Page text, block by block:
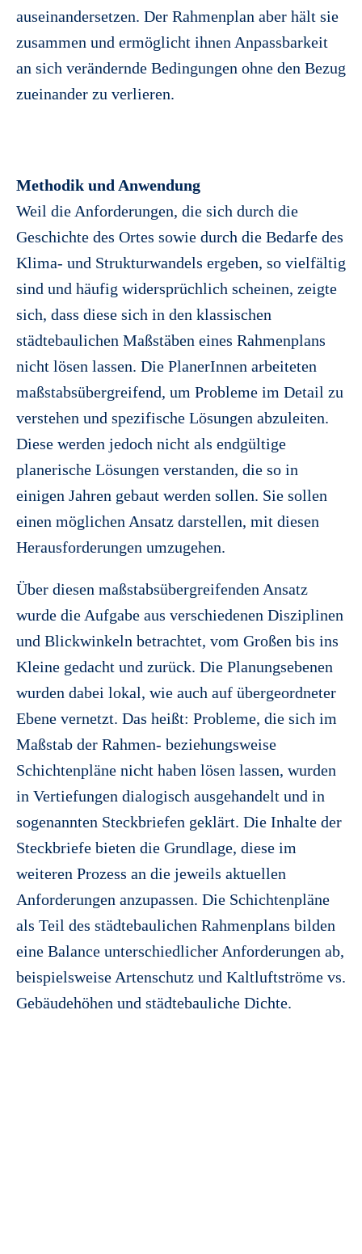
auseinandersetzen. Der Rahmenplan aber hält sie
zusammen und ermöglicht ihnen Anpassbarkeit
an sich verändernde Bedingungen ohne den Bezug
zueinander zu verlieren.
Methodik und Anwendung
Weil die Anforderungen, die sich durch die
Geschichte des Ortes sowie durch die Bedarfe des
Klima- und Strukturwandels ergeben, so vielfältig
sind und häufig widersprüchlich scheinen, zeigte
sich, dass diese sich in den klassischen
städtebaulichen Maßstäben eines Rahmenplans
nicht lösen lassen. Die PlanerInnen arbeiteten
maßstabsübergreifend, um Probleme im Detail zu
verstehen und spezifische Lösungen abzuleiten.
Diese werden jedoch nicht als endgültige
planerische Lösungen verstanden, die so in
einigen Jahren gebaut werden sollen. Sie sollen
einen möglichen Ansatz darstellen, mit diesen
Herausforderungen umzugehen.
Über diesen maßstabsübergreifenden Ansatz
wurde die Aufgabe aus verschiedenen Disziplinen
und Blickwinkeln betrachtet, vom Großen bis ins
Kleine gedacht und zurück. Die Planungsebenen
wurden dabei lokal, wie auch auf übergeordneter
Ebene vernetzt. Das heißt: Probleme, die sich im
Maßstab der Rahmen- beziehungsweise
Schichtenpläne nicht haben lösen lassen, wurden
in Vertiefungen dialogisch ausgehandelt und in
sogenannten Steckbriefen geklärt. Die Inhalte der
Steckbriefe bieten die Grundlage, diese im
weiteren Prozess an die jeweils aktuellen
Anforderungen anzupassen. Die Schichtenpläne
als Teil des städtebaulichen Rahmenplans bilden
eine Balance unterschiedlicher Anforderungen ab,
beispielsweise Artenschutz und Kaltluftströme vs.
Gebäudehöhen und städtebauliche Dichte.